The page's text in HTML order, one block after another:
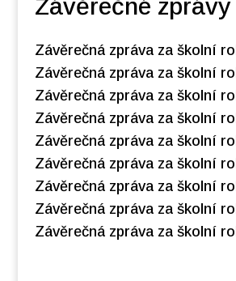
Závěrečné
Závěrečná zpráva za školní
Závěrečná zpráva za školní
Závěrečná zpráva za školní
Závěrečná zpráva za školní
Závěrečná zpráva za školní
Závěrečná zpráva za školní
Závěrečná zpráva za školní
Závěrečná zpráva za školní
Závěrečná zpráva za školní